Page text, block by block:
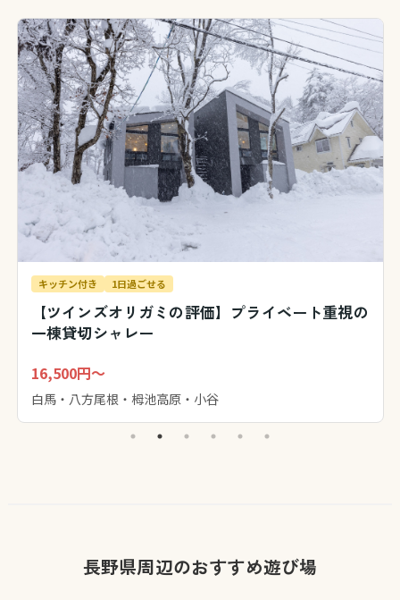
キッチン付き 1日過ごせる
【ツインズオリガミの評価】プライベート重視の
一棟貸切シャレー
16,500円～
白馬・八方尾根・栂池高原・小谷
長野県周辺のおすすめ遊び場